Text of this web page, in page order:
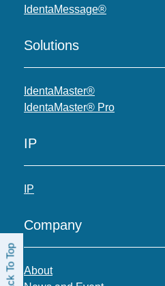
IdentaMessage®
Solutions
IdentaMaster®
IdentaMaster® Pro
IP
IP
Company
About
Back To Top